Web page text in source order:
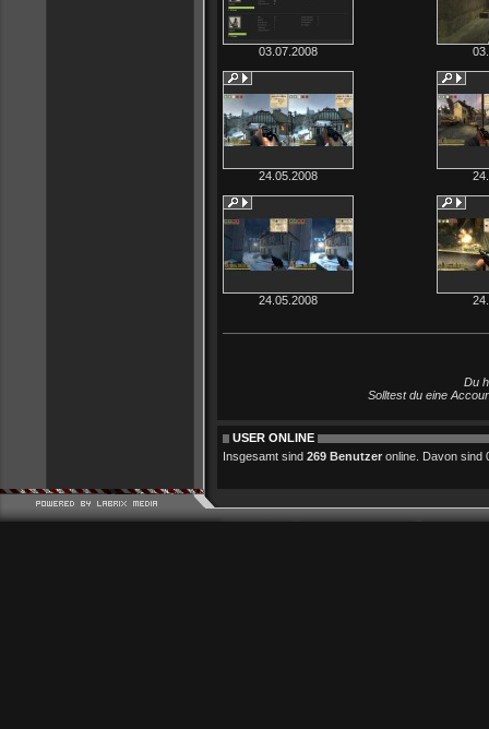
03.07.2008
24.05.2008
24.05.2008
Du
Solltest du eine
USER ONLINE
Insgesamt sind 269 Benutzer online. Davon sind